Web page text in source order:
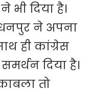
दिया है।
धनपुर ने अपना
ही कांग्रेस
दिया है।
तो